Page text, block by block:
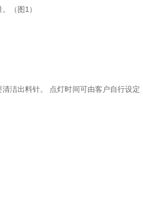
（图1）
洁出料针。 点灯时间可由客户自行设定